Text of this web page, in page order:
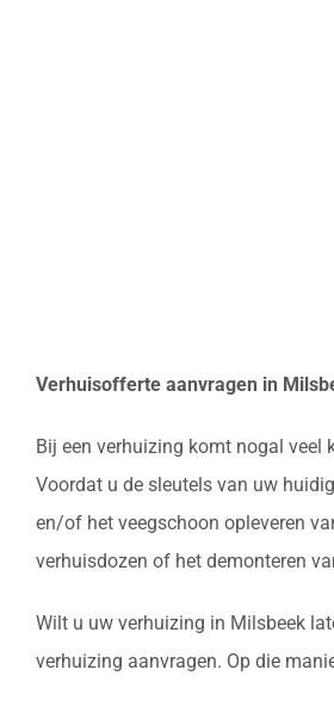
Verhuisofferte aanvragen in
Bij een verhuizing komt nogal veel
Voordat u de sleutels van uw
en/of het veegschoon opleveren
verhuisdozen of het demonteren
Wilt u uw verhuizing in Milsbeek
verhuizing aanvragen. Op die